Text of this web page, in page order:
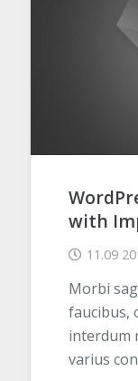
with
11.09
Morbi
faucibus,
interdum
varius